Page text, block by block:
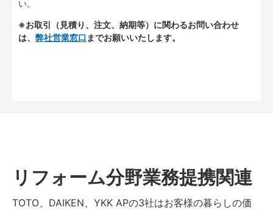
い。
※お取引（見積り、注文、納期等）に関わるお問い合わせ
は、 弊社営業窓口 までお願いいたします。
リフォーム分野業務提携関連
TOTO、DAIKEN、YKK APの3社はお客様の暮らしの価